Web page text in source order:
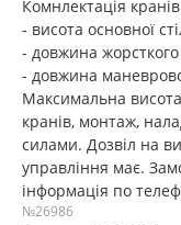
Комнлектація
- висота основної
- довжина жорсткого
- довжина
Максимальна
кранів, монтаж,
силами. Дозвіл на
управління має.
інформація по
№26986